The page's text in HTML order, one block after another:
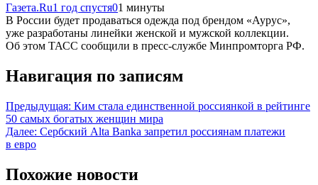
Газета.Ru1 год спустя01 минуты
В России будет продаваться одежда под брендом «Аурус»,
уже разработаны линейки женской и мужской коллекции.
Об этом ТАСС сообщили в пресс-службе Минпромторга РФ.
Навигация по записям
Предыдущая: Ким стала единственной россиянкой в рейтинге
50 самых богатых женщин мира
Далее: Сербский Alta Banka запретил россиянам платежи
в евро
Похожие новости